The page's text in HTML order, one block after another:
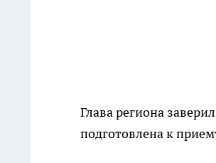
Глава региона
подготовлена к